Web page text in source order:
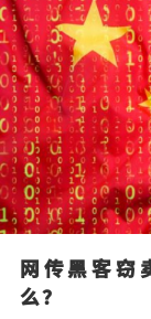
网传黑客窃
么？